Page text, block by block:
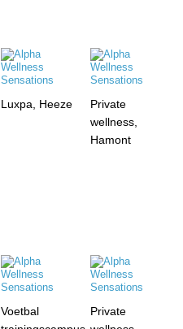
Luxpa, Heeze
Private
wellness,
Hamont
Voetbal
Private